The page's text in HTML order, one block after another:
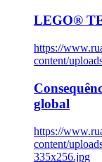
LEGO®
https://
content/
global
https://
content/
335x256.jpg